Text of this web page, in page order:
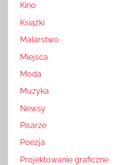
Kino
Książki
Malarstwo
Miejsca
Moda
Muzyka
Newsy
Pisarze
Poezja
Projektowanie graficzne